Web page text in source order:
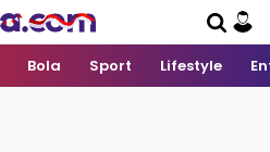
Bola Sport Lifestyle